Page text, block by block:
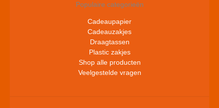
Populaire categorieën
Cadeaupapier
Cadeauzakjes
Draagtassen
Plastic zakjes
Shop alle producten
Veelgestelde vragen